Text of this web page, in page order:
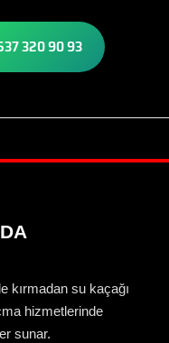
320 90 93
kırmadan su kaçağı
hizmetlerinde
sunar.